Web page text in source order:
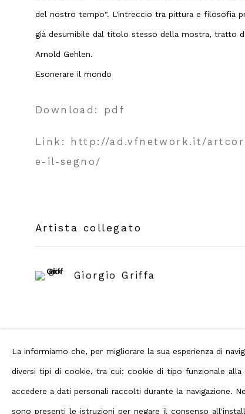
del nostro tempo". L'intreccio tra pittura e filosofia
già desumibile dal titolo stesso della mostra, tratto
Arnold Gehlen.
Esonerare il mondo
Download: pdf
Link: http://ad.vfnetwork.it/
e-il-segno/
Artista collegato
Giorgio Griffa
La informiamo che, per migliorare la sua esperienza di
diversi tipi di cookie, tra cui: cookie di tipo funzionale
accedere a dati personali raccolti durante la navigazione.
sono presenti le istruzioni per negare il consenso